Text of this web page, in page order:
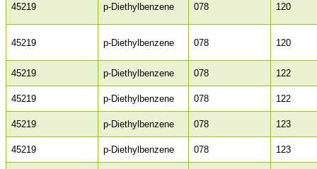
45219 p-Diethylbenzene 078 120
45219 p-Diethylbenzene 078 120
45219 p-Diethylbenzene 078 122
45219 p-Diethylbenzene 078 122
45219 p-Diethylbenzene 078 123
45219 p-Diethylbenzene 078 123